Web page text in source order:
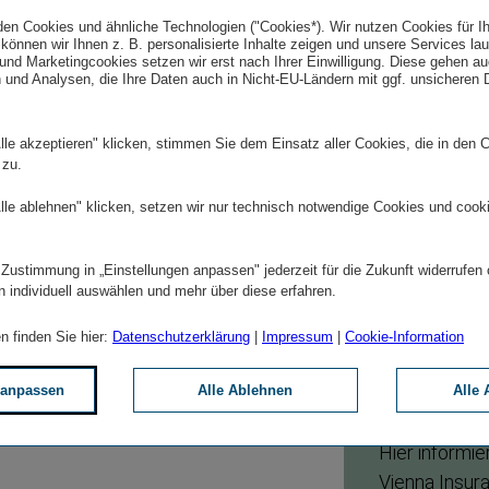
Vienna Insurance Group
Versiche­rungs­ge­sell­
betreut. Mit der
Marktführer mit einem
hat der VIG bereits
Um über
auf dem
Hier
Vienna
Cookies und ähnliche Technologien ("Cookies*). Wir nutzen Cookies für
wir Ihnen z. B. personalisierte Inhalte zeigen und unsere Services
Marketingcookies setzen wir erst nach Ihrer Einwilligung. Diese gehen
und Analysen, die Ihre Daten auch in Nicht-EU-Ländern mit ggf. unsicheren
akzeptieren" klicken, stimmen Sie dem Einsatz aller Cookies, die in den
ablehnen" klicken, setzen wir nur technisch notwendige Cookies und
in „Einstellungen anpassen" jederzeit für die Zukunft widerrufen
individuell auswählen und mehr über diese erfahren.
finden Sie hier: Datenschutzerklärung | Impressum | Cookie-Information
Alle Ablehnen Alle